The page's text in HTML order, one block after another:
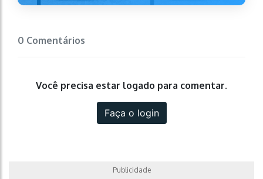
0 Comentários
Você precisa estar logado para comentar.
Faça o login
Publicidade